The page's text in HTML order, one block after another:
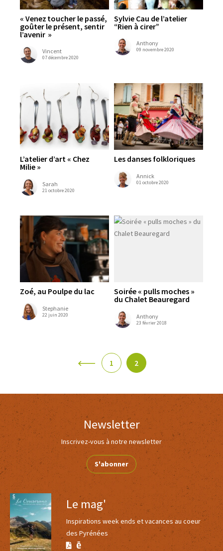
« Venez toucher le passé,
goûter le présent, sentir
l’avenir »
Vincent
07 décembre 2020
Sylvie Cau de l’atelier
“Rien à cirer”
Anthony
09 novembre 2020
L’atelier d’art « Chez
Milie »
Sarah
21 octobre 2020
Les danses folkloriques
Annick
01 octobre 2020
Zoé, au Poulpe du lac
Stephanie
22 juin 2020
Soirée « pulls moches »
du Chalet Beauregard
Anthony
23 février 2018
1 2
Newsletter
Inscrivez-vous à notre newsletter
S'abonner
Le mag'
Inspirations week ends et vacances au coeur
des Pyrénées
VersionVersion